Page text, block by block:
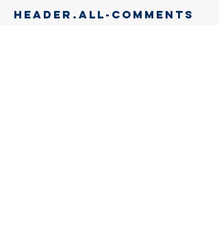
header.all-comments